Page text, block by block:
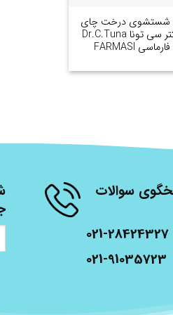
شستشوی درخت چای
دکتر سی تونا Dr.C.Tuna
فارماسی FARMASI
از ساعت 9 الی 17 پاسخگوی سوالات
021-28424327
021-91035723